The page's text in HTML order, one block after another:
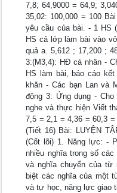
7,8; 64,9000 = 64,9;
35,02: 100,000 = 100
yêu cầu của bài. - 1 HS
HS cả lớp làm bài vào
quả a. 5,612 ; 17,200 ;
3:(M3,4): HĐ cá nhân -
HS làm bài, báo cáo
khăn - Các bạn Lan và
động 3: Ứng dụng -
nghe và thực hiện Viết
7,5 = 2,1 = 4,36 = 60,3
(Tiết 16) Bài: LUYỆN
(Cốt lõi) 1. Năng lực: -
nhiều nghĩa trong số
và nghĩa chuyển của từ
biệt các nghĩa của một
và tự học, năng lực giao